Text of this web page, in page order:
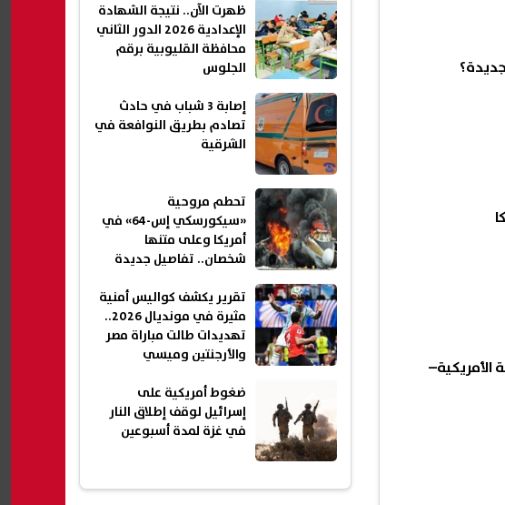
الأمريكية–
ظهرت الآن.. نتيجة الشهادة
الإعدادية 2026 الدور الثاني
محافظة القليوبية برقم
الجلوس
إصابة 3 شباب في حادث
تصادم بطريق النوافعة في
الشرقية
تحطم مروحية
«سيكورسكي إس-64» في
أمريكا وعلى متنها
شخصان.. تفاصيل جديدة
تقرير يكشف كواليس أمنية
مثيرة في مونديال 2026..
تهديدات طالت مباراة مصر
والأرجنتين وميسي
ضغوط أمريكية على
إسرائيل لوقف إطلاق النار
في غزة لمدة أسبوعين